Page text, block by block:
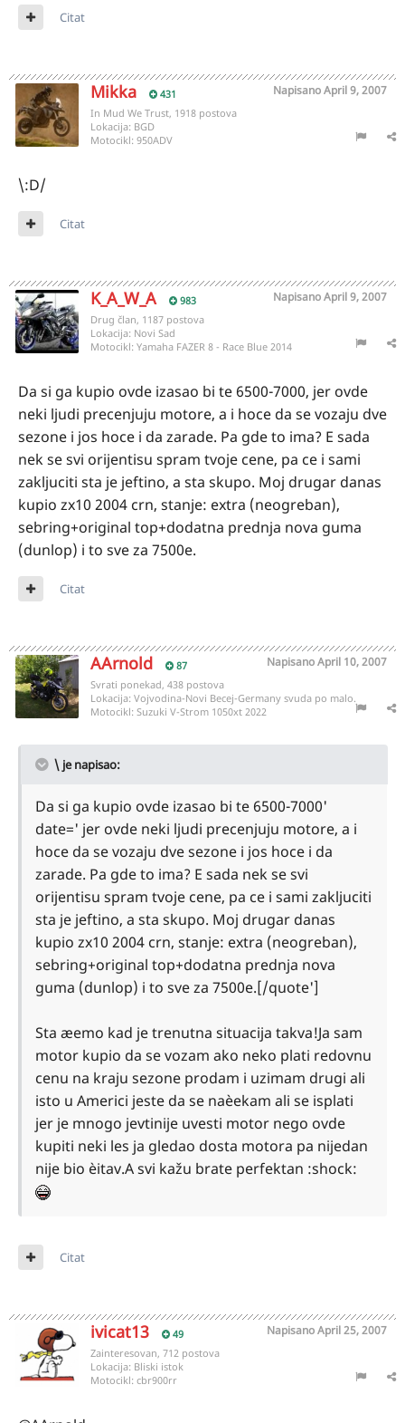
Citat
Mikka 431 NapisanoApril 9, 2007
In Mud We Trust, 1918 postova
Lokacija: BGD
Motocikl: 950ADV
\:D/
Citat
K_A_W_A 983 NapisanoApril 9, 2007
Drug član, 1187 postova
Lokacija: Novi Sad
Motocikl: Yamaha FAZER 8 - Race Blue 2014
Da si ga kupio ovde izasao bi te 6500-7000, jer ovde
neki ljudi precenjuju motore, a i hoce da se vozaju dve
sezone i jos hoce i da zarade. Pa gde to ima? E sada
nek se svi orijentisu spram tvoje cene, pa ce i sami
zakljuciti sta je jeftino, a sta skupo. Moj drugar danas
kupio zx10 2004 crn, stanje: extra (neogreban),
sebring+original top+dodatna prednja nova guma
(dunlop) i to sve za 7500e.
Citat
AArnold 87 NapisanoApril 10, 2007
Svrati ponekad, 438 postova
Lokacija: Vojvodina-Novi Becej-Germany svuda po malo.
Motocikl: Suzuki V-Strom 1050xt 2022
\ je napisao:
Da si ga kupio ovde izasao bi te 6500-7000'
date=' jer ovde neki ljudi precenjuju motore, a i
hoce da se vozaju dve sezone i jos hoce i da
zarade. Pa gde to ima? E sada nek se svi
orijentisu spram tvoje cene, pa ce i sami zakljuciti
sta je jeftino, a sta skupo. Moj drugar danas
kupio zx10 2004 crn, stanje: extra (neogreban),
sebring+original top+dodatna prednja nova
guma (dunlop) i to sve za 7500e.[/quote']
Sta æemo kad je trenutna situacija takva!Ja sam
motor kupio da se vozam ako neko plati redovnu
cenu na kraju sezone prodam i uzimam drugi ali
isto u Americi jeste da se naèekam ali se isplati
jer je mnogo jevtinije uvesti motor nego ovde
kupiti neki les ja gledao dosta motora pa nijedan
nije bio èitav.A svi kažu brate perfektan :shock:
Citat
ivicat13 49 NapisanoApril 25, 2007
Zainteresovan, 712 postova
Lokacija: Bliski istok
Motocikl: cbr900rr